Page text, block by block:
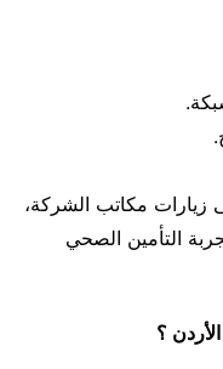
زيارات مكاتب الشركة،
التأمين الصحي
؟